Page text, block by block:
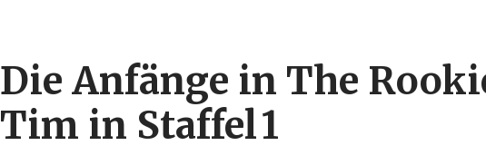
Die Anfänge in The
Tim in Staffel 1